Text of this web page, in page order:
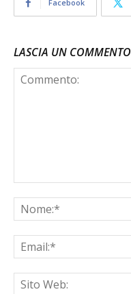
Facebook
LASCIA UN COMMENTO